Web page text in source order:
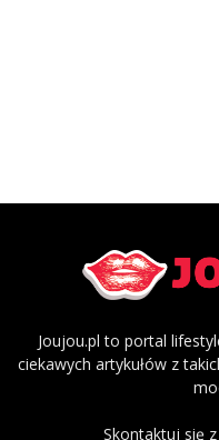
Joujou.pl to portal
ciekawych artykułów z
Skontaktuj się